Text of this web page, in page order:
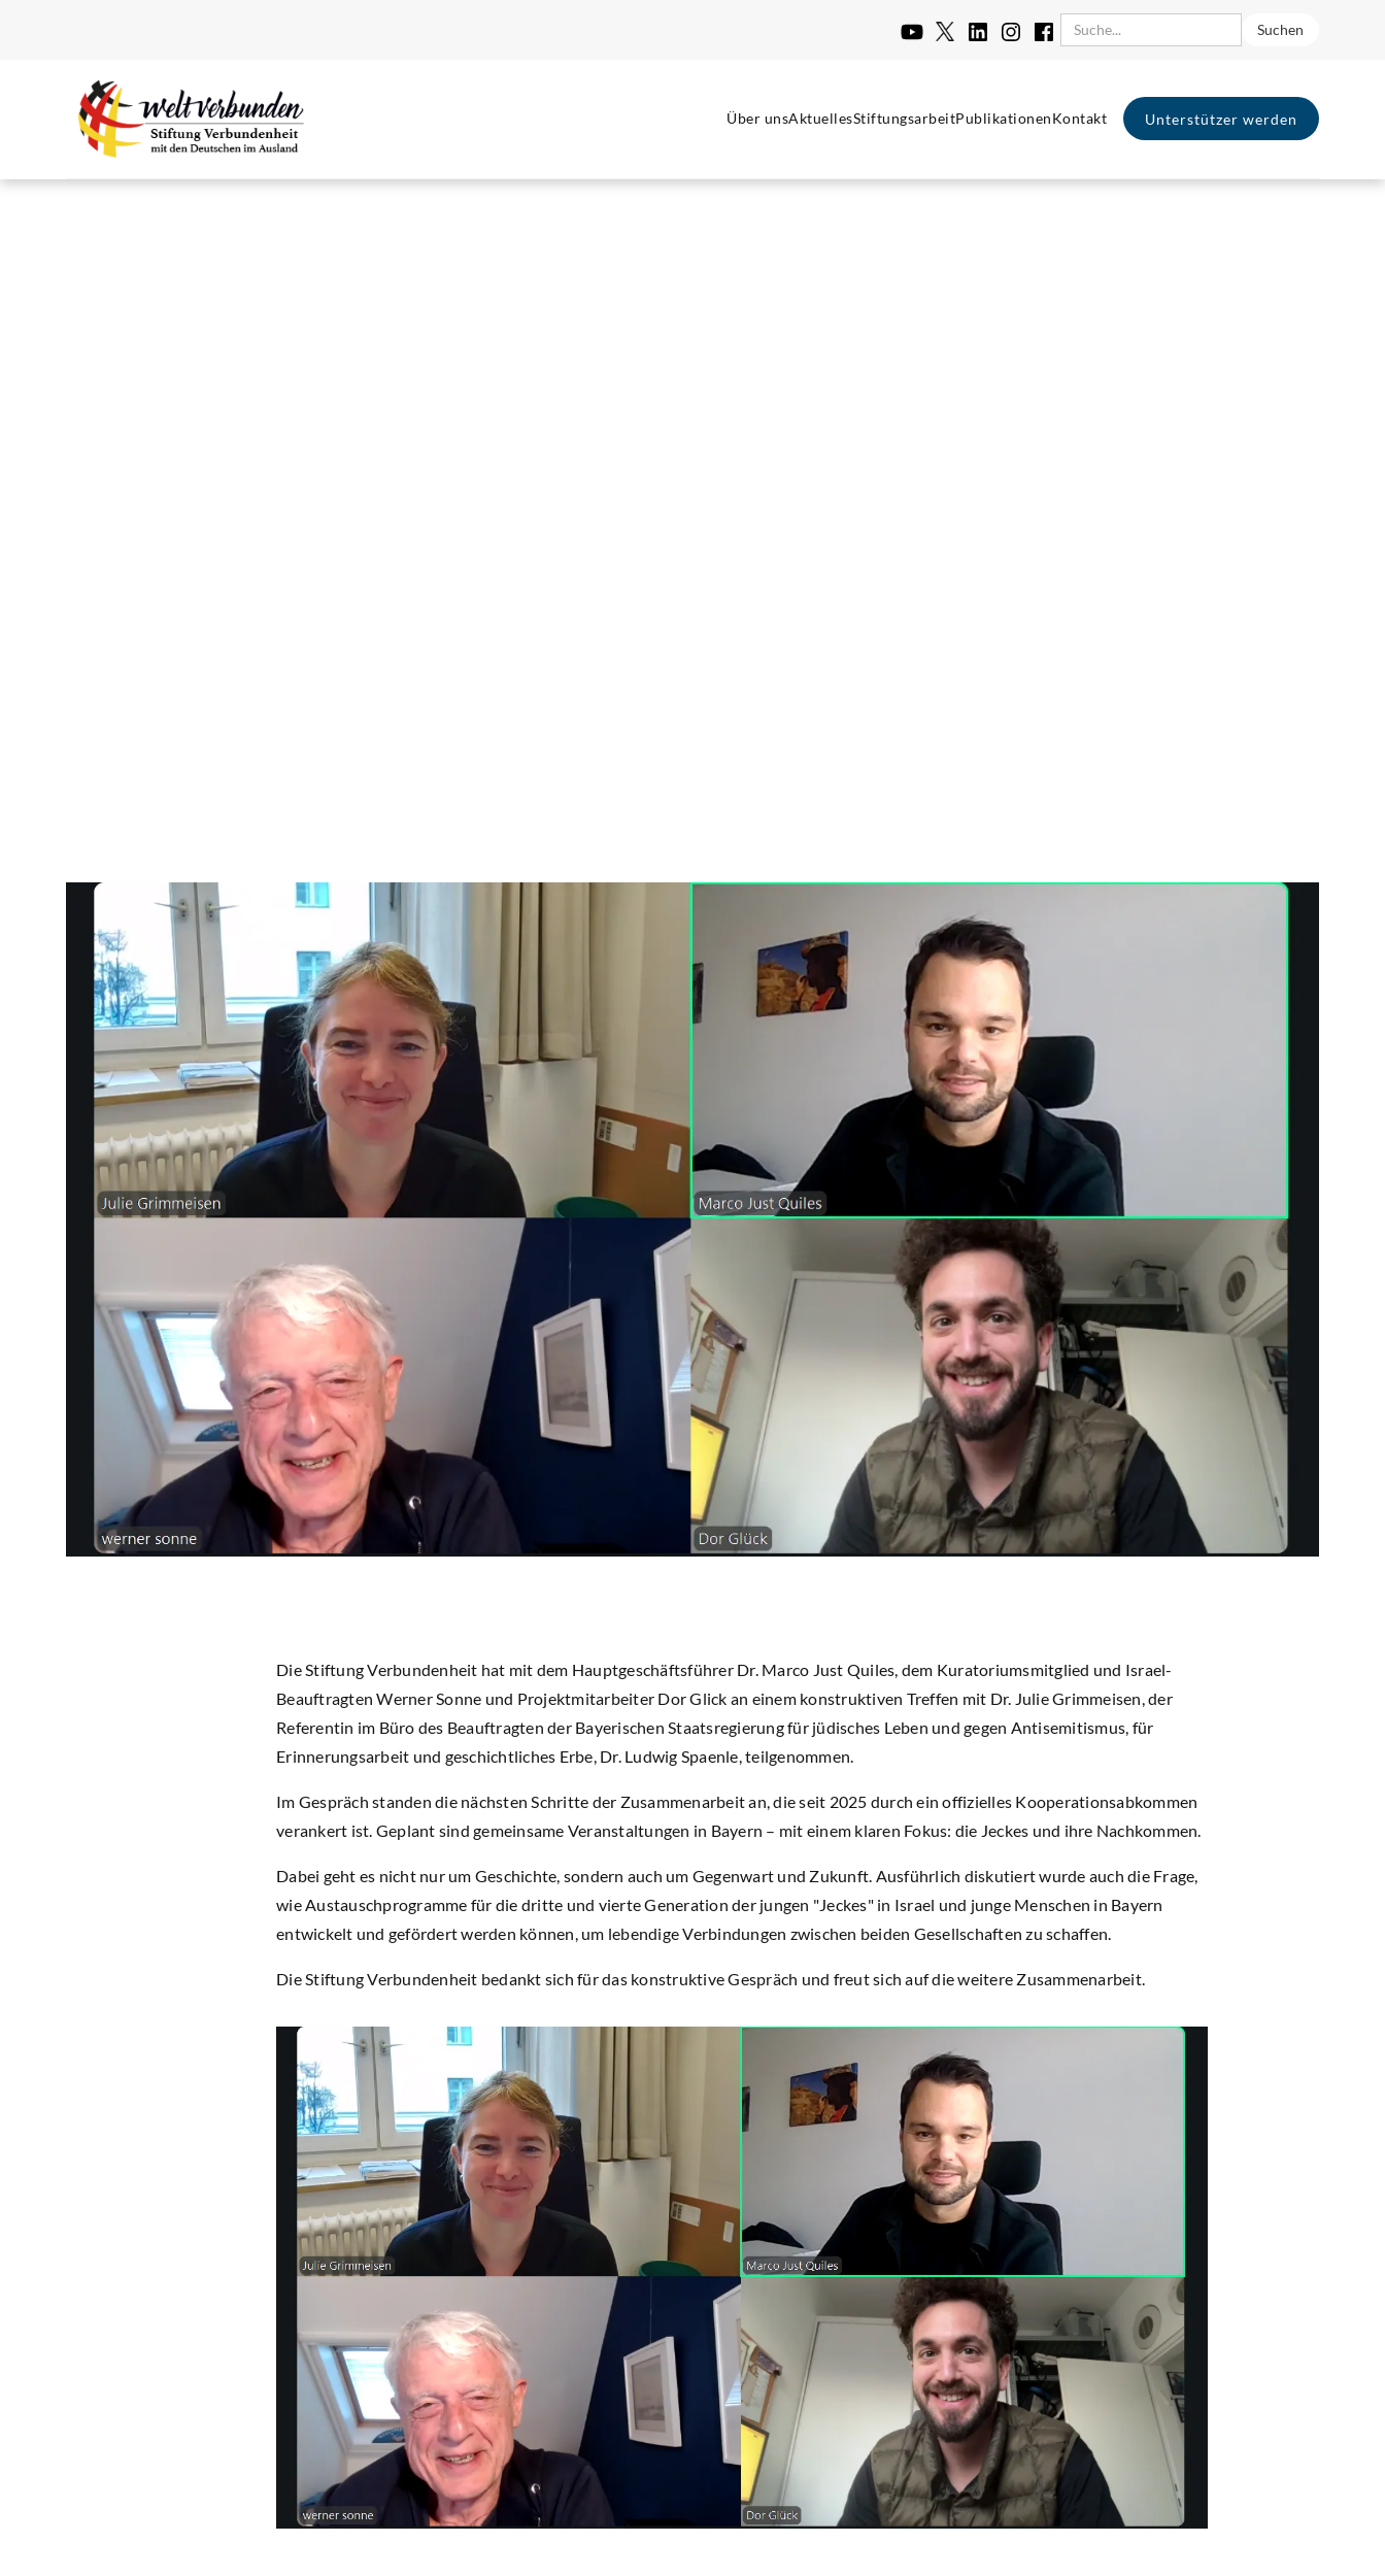
Über unsAktuellesStiftungsarbeitPublikationenKontakt Unterstützer werden
Die Stiftung Verbundenheit hat mit dem Hauptgeschäftsführer Dr. Marco Just Quiles, dem Kuratoriumsmitglied und Israel-
Beauftragten Werner Sonne und Projektmitarbeiter Dor Glick an einem konstruktiven Treffen mit Dr. Julie Grimmeisen, der
Referentin im Büro des Beauftragten der Bayerischen Staatsregierung für jüdisches Leben und gegen Antisemitismus, für
Erinnerungsarbeit und geschichtliches Erbe, Dr. Ludwig Spaenle, teilgenommen.
Im Gespräch standen die nächsten Schritte der Zusammenarbeit an, die seit 2025 durch ein offizielles Kooperationsabkommen
verankert ist. Geplant sind gemeinsame Veranstaltungen in Bayern – mit einem klaren Fokus: die Jeckes und ihre Nachkommen.
Dabei geht es nicht nur um Geschichte, sondern auch um Gegenwart und Zukunft. Ausführlich diskutiert wurde auch die Frage,
wie Austauschprogramme für die dritte und vierte Generation der jungen "Jeckes" in Israel und junge Menschen in Bayern
entwickelt und gefördert werden können, um lebendige Verbindungen zwischen beiden Gesellschaften zu schaffen.
Die Stiftung Verbundenheit bedankt sich für das konstruktive Gespräch und freut sich auf die weitere Zusammenarbeit.